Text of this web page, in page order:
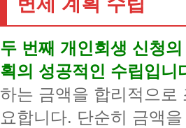
두 번째 개인회생 신청의
획의 성공적인 수립입니
하는 금액을 합리적으로
요합니다. 단순히 금액